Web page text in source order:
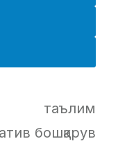
таълим
бошқарув